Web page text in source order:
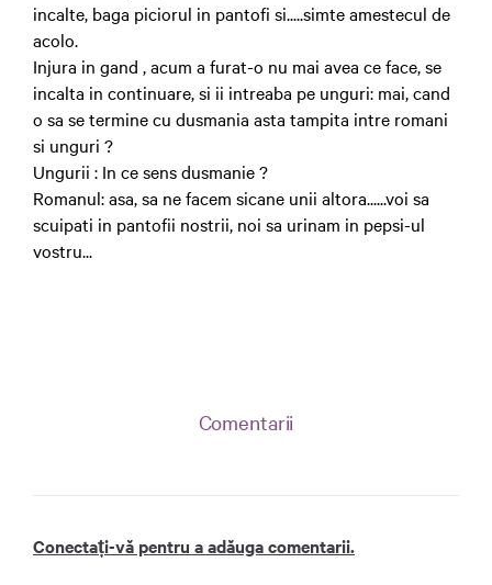
incalte, baga piciorul in pantofi si.....simte amestecul de
acolo.
Injura in gand , acum a furat-o nu mai avea ce face, se
incalta in continuare, si ii intreaba pe unguri: mai, cand
o sa se termine cu dusmania asta tampita intre romani
si unguri ?
Ungurii : In ce sens dusmanie ?
Romanul: asa, sa ne facem sicane unii altora......voi sa
scuipati in pantofii nostrii, noi sa urinam in pepsi-ul
vostru...
Comentarii
Conectați-vă pentru a adăuga comentarii.